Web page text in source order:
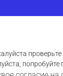
проверьте
попробуйте